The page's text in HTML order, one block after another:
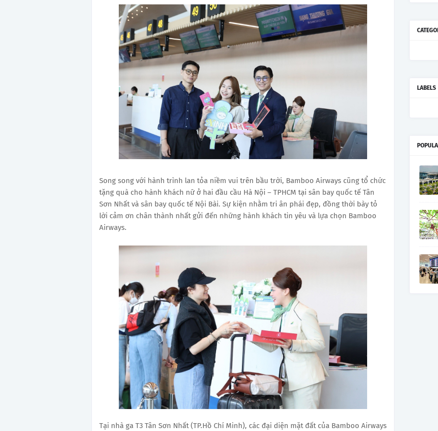
Song song với hành trình lan tỏa niềm vui trên bầu trời, Bamboo Airways cũng tổ chức
tặng quà cho hành khách nữ ở hai đầu cầu Hà Nội – TPHCM tại sân bay quốc tế Tân
Sơn Nhất và sân bay quốc tế Nội Bài. Sự kiện nhằm tri ân phái đẹp, đồng thời bày tỏ
lời cảm ơn chân thành nhất gửi đến những hành khách tin yêu và lựa chọn Bamboo
Airways.
Tại nhà ga T3 Tân Sơn Nhất (TP.Hồ Chí Minh), các đại diện mặt đất của Bamboo Airways
LABELS